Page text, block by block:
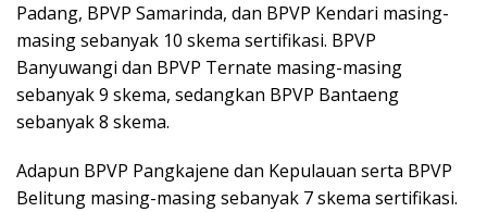
Padang, BPVP Samarinda, dan BPVP Kendari masing-
masing sebanyak 10 skema sertifikasi. BPVP
Banyuwangi dan BPVP Ternate masing-masing
sebanyak 9 skema, sedangkan BPVP Bantaeng
sebanyak 8 skema.
Adapun BPVP Pangkajene dan Kepulauan serta BPVP
Belitung masing-masing sebanyak 7 skema sertifikasi.